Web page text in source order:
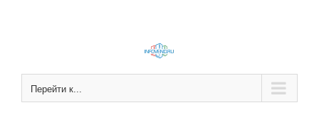
Перейти к...